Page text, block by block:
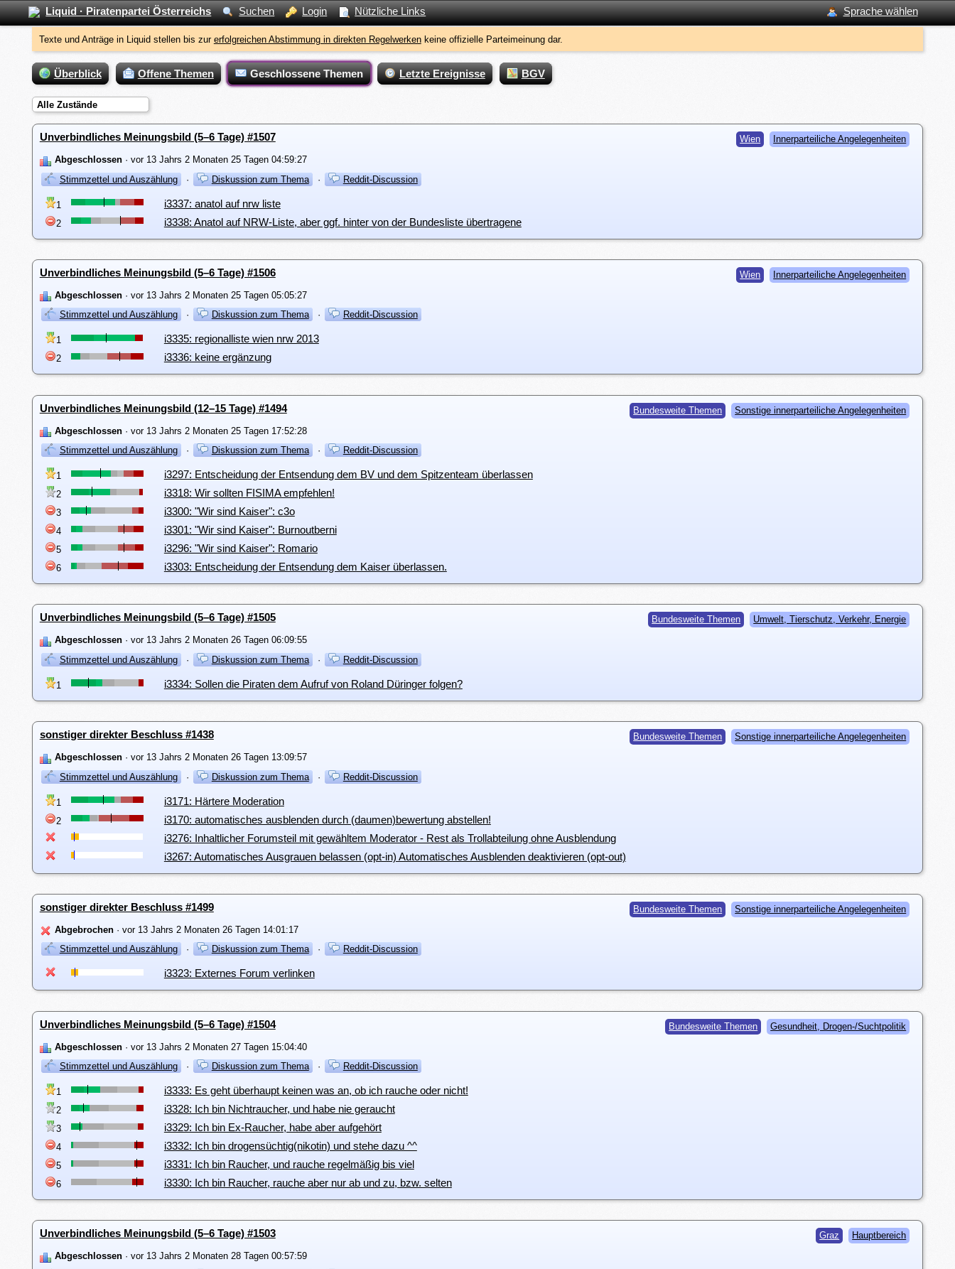
Liquid · Piratenpartei Österreichs Suchen Login Nützliche Links Sprache wählen
Texte und Anträge in Liquid stellen bis zur erfolgreichen Abstimmung in direkten Regelwerkenkeine offizielle Parteimeinung dar.
Überblick Offene Themen Geschlossene Themen Letzte Ereignisse BGV
Alle Zustände
Wien Innerparteiliche Angelegenheiten
Unverbindliches Meinungsbild (5–6 Tage) #1507
Abgeschlossen· vor 13 Jahrs 2 Monaten 25 Tagen 04:59:27
Stimmzettel und Auszählung
· Diskussion zum Thema · Reddit-Discussion
1 i3337: anatol auf nrw liste
2 i3338: Anatol auf NRW-Liste, aber ggf. hinter von der Bundesliste übertragene
Wien Innerparteiliche Angelegenheiten
Unverbindliches Meinungsbild (5–6 Tage) #1506
Abgeschlossen· vor 13 Jahrs 2 Monaten 25 Tagen 05:05:27
Stimmzettel und Auszählung
· Diskussion zum Thema · Reddit-Discussion
1 i3335: regionalliste wien nrw 2013
2 i3336: keine ergänzung
Bundesweite Themen Sonstige innerparteiliche Angelegenheiten
Unverbindliches Meinungsbild (12–15 Tage) #1494
Abgeschlossen· vor 13 Jahrs 2 Monaten 25 Tagen 17:52:28
Stimmzettel und Auszählung
· Diskussion zum Thema · Reddit-Discussion
1 i3297: Entscheidung der Entsendung dem BV und dem Spitzenteam überlassen
2 i3318: Wir sollten FISIMA empfehlen!
3 i3300: "Wir sind Kaiser": c3o
4 i3301: "Wir sind Kaiser": Burnoutberni
5 i3296: "Wir sind Kaiser": Romario
6 i3303: Entscheidung der Entsendung dem Kaiser überlassen.
Bundesweite Themen Umwelt, Tierschutz, Verkehr, Energie
Unverbindliches Meinungsbild (5–6 Tage) #1505
Abgeschlossen· vor 13 Jahrs 2 Monaten 26 Tagen 06:09:55
Stimmzettel und Auszählung
· Diskussion zum Thema · Reddit-Discussion
1 i3334: Sollen die Piraten dem Aufruf von Roland Düringer folgen?
Bundesweite Themen Sonstige innerparteiliche Angelegenheiten
sonstiger direkter Beschluss #1438
Abgeschlossen· vor 13 Jahrs 2 Monaten 26 Tagen 13:09:57
Stimmzettel und Auszählung
· Diskussion zum Thema · Reddit-Discussion
1 i3171: Härtere Moderation
2
i3170: automatisches ausblenden durch (daumen)bewertung abstellen!
i3276: Inhaltlicher Forumsteil mit gewähltem Moderator - Rest als Trollabteilung ohne Ausblendung
i3267: Automatisches Ausgrauen belassen (opt-in) Automatisches Ausblenden deaktivieren (opt-out)
Bundesweite Themen Sonstige innerparteiliche Angelegenheiten
sonstiger direkter Beschluss #1499
Abgebrochen· vor 13 Jahrs 2 Monaten 26 Tagen 14:01:17
Stimmzettel und Auszählung
· Diskussion zum Thema · Reddit-Discussion
i3323: Externes Forum verlinken
Bundesweite Themen Gesundheit, Drogen-/Suchtpolitik
Unverbindliches Meinungsbild (5–6 Tage) #1504
Abgeschlossen· vor 13 Jahrs 2 Monaten 27 Tagen 15:04:40
Stimmzettel und Auszählung
· Diskussion zum Thema · Reddit-Discussion
1 i3333: Es geht überhaupt keinen was an, ob ich rauche oder nicht!
2 i3328: Ich bin Nichtraucher, und habe nie geraucht
3 i3329: Ich bin Ex-Raucher, habe aber aufgehört
4 i3332: Ich bin drogensüchtig(nikotin) und stehe dazu ^^
5 i3331: Ich bin Raucher, und rauche regelmäßig bis viel
6 i3330: Ich bin Raucher, rauche aber nur ab und zu, bzw. selten
Graz Hauptbereich
Unverbindliches Meinungsbild (5–6 Tage) #1503
Abgeschlossen· vor 13 Jahrs 2 Monaten 28 Tagen 00:57:59